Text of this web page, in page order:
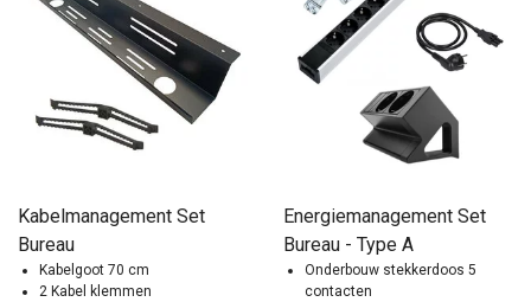
Kabelmanagement Set
Bureau
Kabelgoot 70 cm
2 Kabel klemmen
Energiemanagement Set
Bureau - Type A
Onderbouw stekkerdoos 5
contacten